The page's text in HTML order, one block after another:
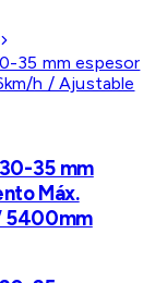
35 mm
Máx.
5400mm